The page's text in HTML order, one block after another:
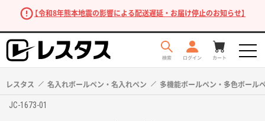
【令和8年熊本地震の影響による配送遅延・お届け停止のお知らせ】
レスタス 名入れボールペン・名入れペン 多機能ボールペン・多色ボール
JC-1673-01